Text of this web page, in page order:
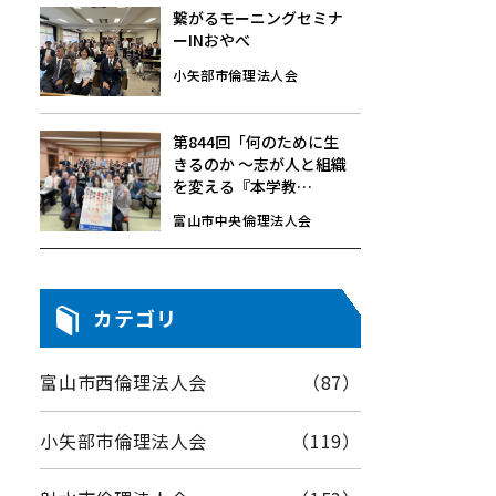
繋がるモーニングセミナ
ーINおやべ
小矢部市倫理法人会
第844回「何のために生
きるのか 〜志が人と組織
を変える『本学教
ニングセミナーレポート
富山市中央倫理法人会
カテゴリ
富山市西倫理法人会 （87）
小矢部市倫理法人会 （119）